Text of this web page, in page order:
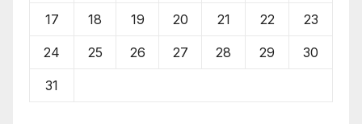
17 18 19 20 21 22 23
24 25 26 27 28 29 30
31